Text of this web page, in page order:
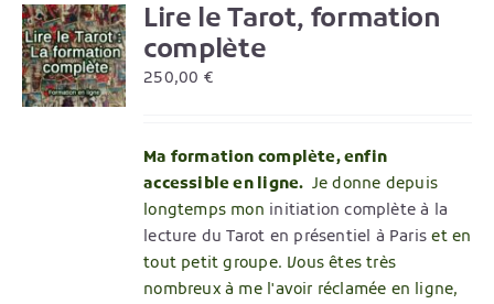
Lire le Tarot, formation
complète
250,00 €
Ma formation complète, enfin
accessible en ligne. Je donne depuis
longtemps mon initiation complète à la
lecture du Tarot en présentiel à Paris et en
tout petit groupe. Vous êtes très
nombreux à me l'avoir réclamée en ligne,